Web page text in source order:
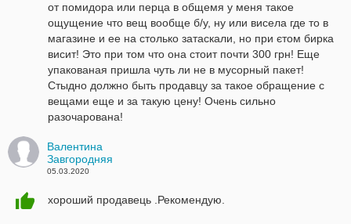
от помидора или перца в общемя у меня такое
ощущение что вещ вообще б/у, ну или висела где то в
магазине и ее на столько затаскали, но при єтом бирка
висит! Это при том что она стоит почти 300 грн! Еще
упакованая пришла чуть ли не в мусорный пакет!
Стыдно должно быть продавцу за такое обращение с
вещами еще и за такую цену! Очень сильно
разочарована!
Валентина
Завгородняя
05.03.2020
хороший продавець .Рекомендую.